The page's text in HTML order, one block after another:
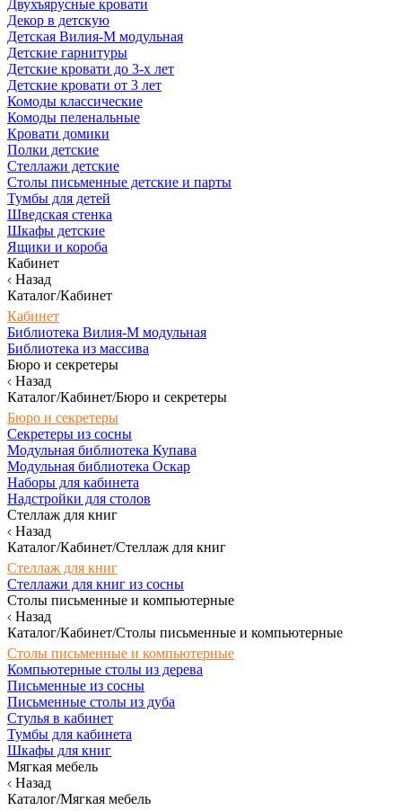
Двухъярусные кровати
Декор в детскую
Детская Вилия-М модульная
Детские гарнитуры
Детские кровати до 3-х лет
Детские кровати от 3 лет
Комоды классические
Комоды пеленальные
Кровати домики
Полки детские
Стеллажи детские
Столы письменные детские и парты
Тумбы для детей
Шведская стенка
Шкафы детские
Ящики и короба
Кабинет
Назад
Каталог/Кабинет
Кабинет
Библиотека Вилия-М модульная
Библиотека из массива
Бюро и секретеры
Назад
Каталог/Кабинет/Бюро и секретеры
Бюро и секретеры
Секретеры из сосны
Модульная библиотека Купава
Модульная библиотека Оскар
Наборы для кабинета
Надстройки для столов
Стеллаж для книг
Назад
Каталог/Кабинет/Стеллаж для книг
Стеллаж для книг
Стеллажи для книг из сосны
Столы письменные и компьютерные
Назад
Каталог/Кабинет/Столы письменные и компьютерные
Столы письменные и компьютерные
Компьютерные столы из дерева
Письменные из сосны
Письменные столы из дуба
Стулья в кабинет
Тумбы для кабинета
Шкафы для книг
Мягкая мебель
Назад
Каталог/Мягкая мебель